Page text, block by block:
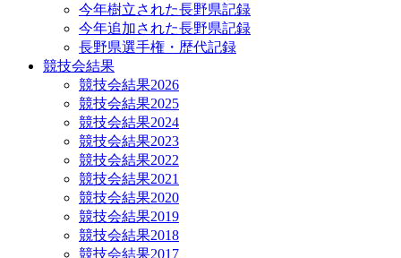
今年樹立された長野県記録
今年追加された長野県記録
長野県選手権・歴代記録
競技会結果
競技会結果2026
競技会結果2025
競技会結果2024
競技会結果2023
競技会結果2022
競技会結果2021
競技会結果2020
競技会結果2019
競技会結果2018
競技会結果2017